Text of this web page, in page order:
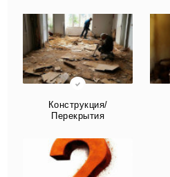
Конструкция/
Перекрытия